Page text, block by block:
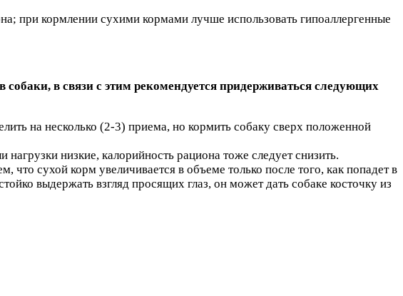
при кормлении сухими кормами лучше использовать гипоаллергенные
в связи с этим рекомендуется придерживаться следующих
на несколько (2-3) приема, но кормить собаку сверх положенной
низкие, калорийность рациона тоже следует снизить.
что сухой корм увеличивается в объеме только после того, как попадет в
выдержать взгляд просящих глаз, он может дать собаке косточку из